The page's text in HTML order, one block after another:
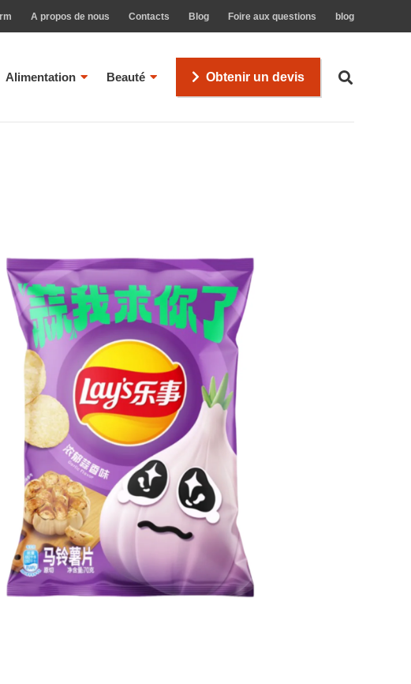
A propos de nous Contacts Blog Foire aux questions blog
Alimentation Beauté Obtenir un devis